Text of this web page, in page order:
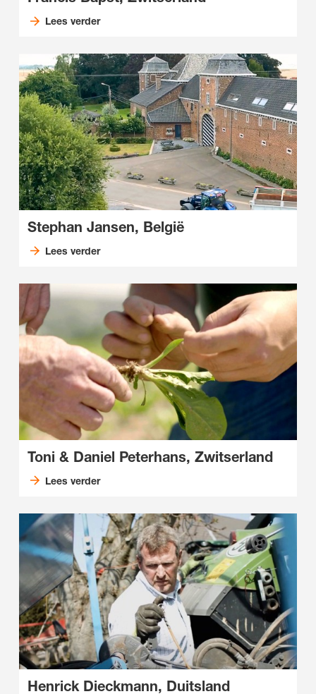
Lees verder
Stephan Jansen, België
Lees verder
Toni & Daniel Peterhans, Zwitserland
Lees verder
Henrick Dieckmann, Duitsland